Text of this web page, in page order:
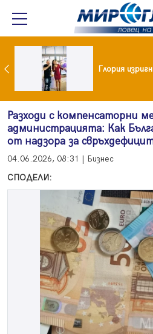
Мария и майка си построиха къща от 8000 стъклени бутилки
Разходи с компенсаторни
администрацията: Как
от надзора за
04.06.2026, 08:31 | Бизнес
СПОДЕЛИ: